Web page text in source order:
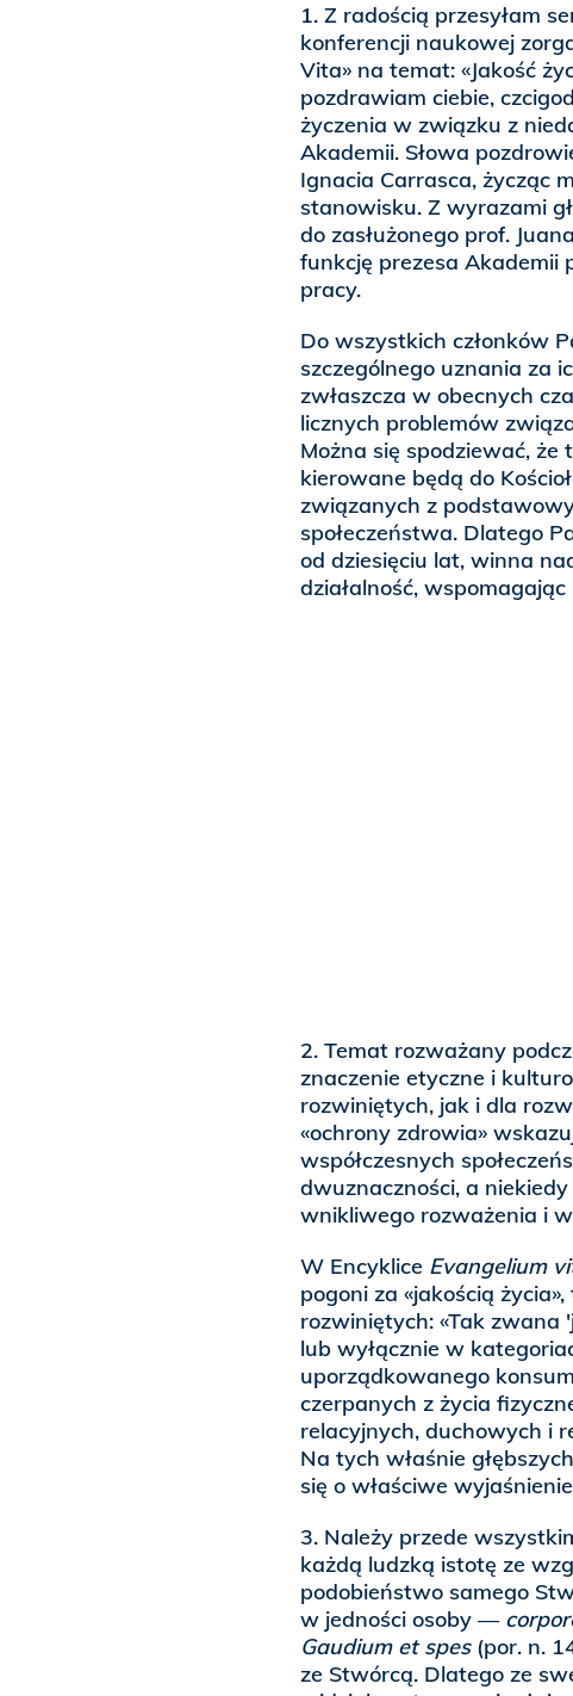
1. Z radością przesyłam
konferencji naukowej
Vita» na temat: «Jakość
pozdrawiam ciebie,
życzenia w związku z
Akademii. Słowa
Ignacia Carrasca, życząc
stanowisku. Z wyrazami
do zasłużonego prof.
funkcję prezesa Akademii
pracy.
Do wszystkich członków
szczególnego uznania za
zwłaszcza w obecnych
licznych problemów
Można się spodziewać, że
kierowane będą do
związanych z
społeczeństwa. Dlatego
od dziesięciu lat, winna
działalność,
2. Temat rozważany
znaczenie etyczne i
rozwiniętych, jak i dla
«ochrony zdrowia»
współczesnych
dwuznaczności, a
wnikliwego rozważenia i
W Encyklice Evangelium
pogoni za «jakością
rozwiniętych: «Tak zwana
lub wyłącznie w
uporządkowanego
czerpanych z życia
relacyjnych, duchowych i
Na tych właśnie
się o właściwe
3. Należy przede
każdą ludzką istotę ze
podobieństwo samego
w jedności osoby —
Gaudium et spes(por. n.
ze Stwórcą. Dlatego ze